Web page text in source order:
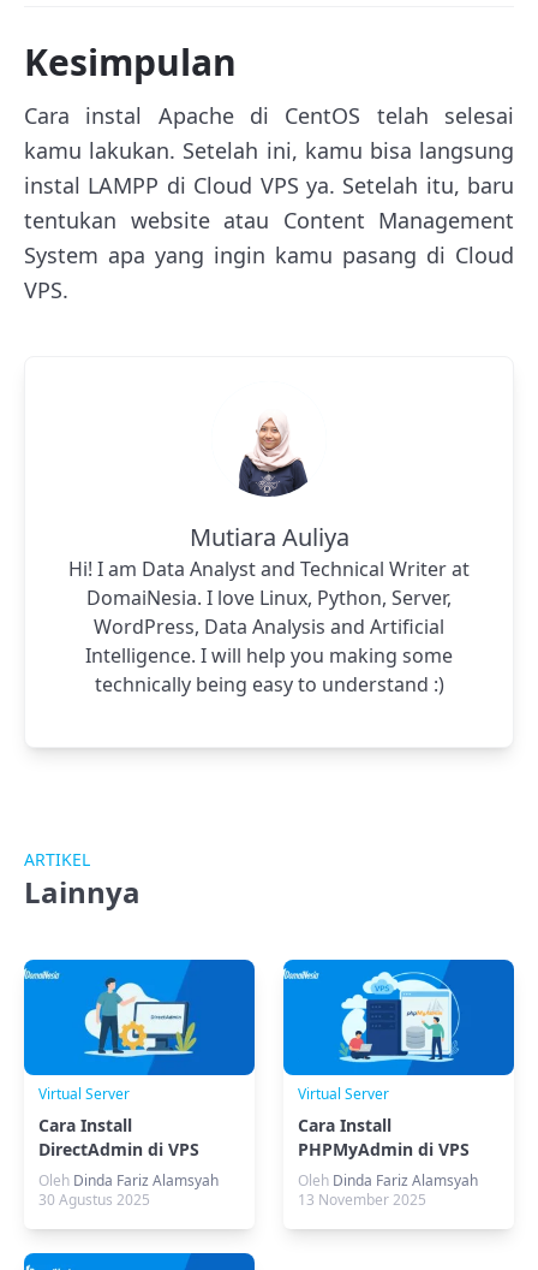
Kesimpulan
Cara instal Apache di CentOS telah selesai
kamu lakukan. Setelah ini, kamu bisa langsung
instal LAMPP di Cloud VPS ya. Setelah itu, baru
tentukan website atau Content Management
System apa yang ingin kamu pasang di Cloud
VPS.
Mutiara Auliya
Hi! I am Data Analyst and Technical Writer at
DomaiNesia. I love Linux, Python, Server,
WordPress, Data Analysis and Artificial
Intelligence. I will help you making some
technically being easy to understand :)
ARTIKEL
Lainnya
Virtual Server
Cara Install
DirectAdmin di VPS
Ubuntu Untuk Kontrol
Panel
Oleh Dinda Fariz Alamsyah
30 Agustus 2025
Virtual Server
Cara Install
PHPMyAdmin di VPS
CentOS 9 Versi Stream
Oleh Dinda Fariz Alamsyah
13 November 2025